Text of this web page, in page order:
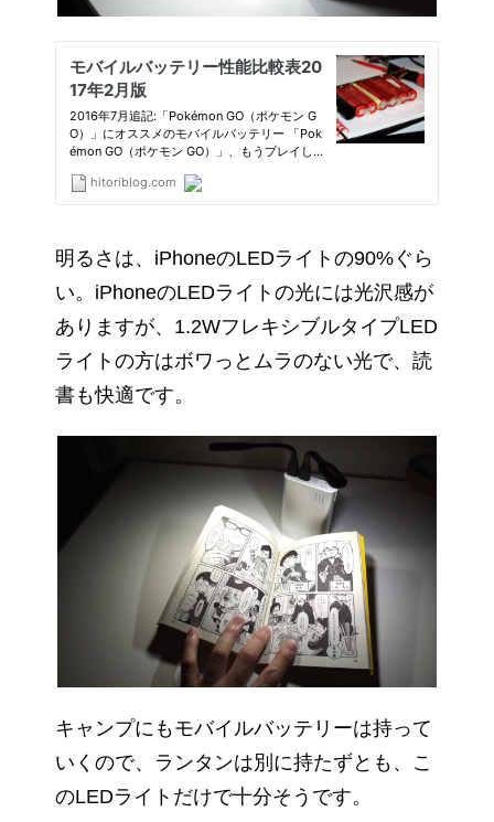
明るさは、iPhoneのLEDライトの90%ぐら
い。iPhoneのLEDライトの光には光沢感が
ありますが、1.2WフレキシブルタイプLED
ライトの方はボワっとムラのない光で、読
書も快適です。
キャンプにもモバイルバッテリーは持って
いくので、ランタンは別に持たずとも、こ
のLEDライトだけで十分そうです。